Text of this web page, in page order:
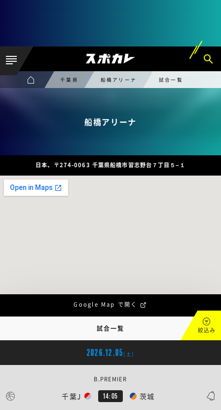
千葉県 船橋アリーナ 試合一覧
船橋アリーナ
日本、〒274-0063 千葉県船橋市習志野台７丁目５−１
Google Map で開く
試合一覧 絞込み
2026.12.05 [土]
千葉J 14:05 茨城
B.PREMIER